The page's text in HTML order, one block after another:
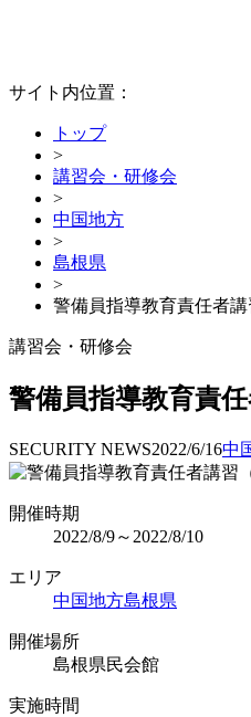
サイト内位置：
トップ
>
講習会・研修会
>
中国地方
>
島根県
>
警備員指導教育責任者
講習会・研修会
警備員指導教育責
SECURITY NEWS2022/6/16中
開催時期
2022/8/9～2022/8/10
エリア
中国地方島根県
開催場所
島根県民会館
実施時間